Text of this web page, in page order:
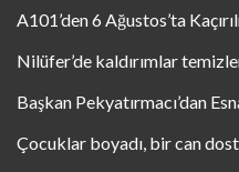
A101’den 6 Ağustos’ta
Nilüfer’de kaldırımlar
Başkan Pekyatırmacı’dan
Çocuklar boyadı, bir can